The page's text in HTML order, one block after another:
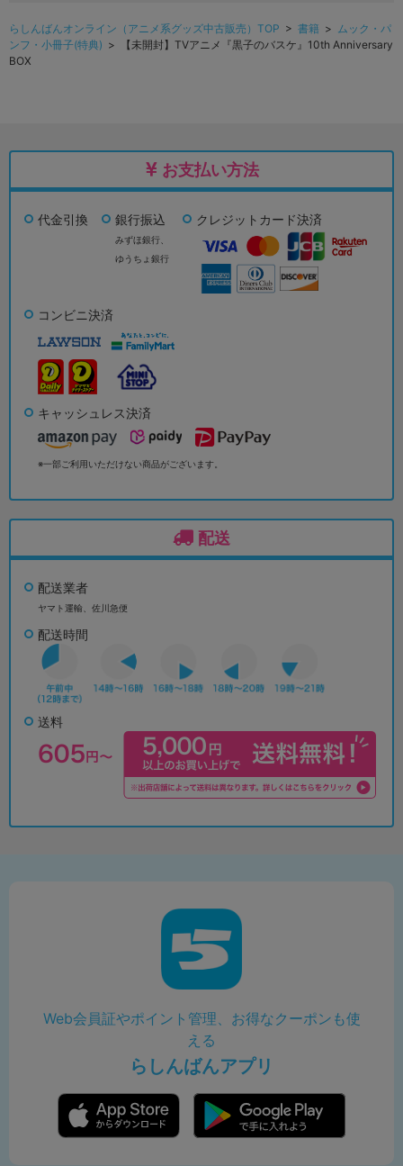
らしんばんオンライン（アニメ系グッズ中古販売）TOP > 書籍 > ムック・パ
ンフ・小冊子(特典) > 【未開封】TVアニメ『黒子のバスケ』10th Anniversary
BOX
お支払い方法
代金引換 銀行振込
みずほ銀行、
ゆうちょ銀行
クレジットカード決済
コンビニ決済
キャッシュレス決済
※一部ご利用いただけない商品がございます。
配送
配送業者
ヤマト運輸、佐川急便
配送時間
送料
Web会員証やポイント管理、お得なクーポンも使
える
らしんばんアプリ